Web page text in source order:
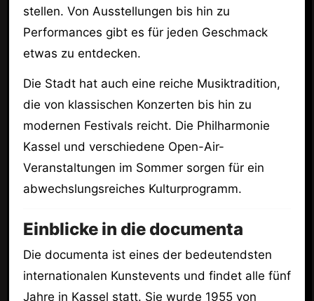
stellen. Von Ausstellungen bis hin zu
Performances gibt es für jeden Geschmack
etwas zu entdecken.
Die Stadt hat auch eine reiche Musiktradition,
die von klassischen Konzerten bis hin zu
modernen Festivals reicht. Die Philharmonie
Kassel und verschiedene Open-Air-
Veranstaltungen im Sommer sorgen für ein
abwechslungsreiches Kulturprogramm.
Einblicke in die documenta
Die documenta ist eines der bedeutendsten
internationalen Kunstevents und findet alle fünf
Jahre in Kassel statt. Sie wurde 1955 von